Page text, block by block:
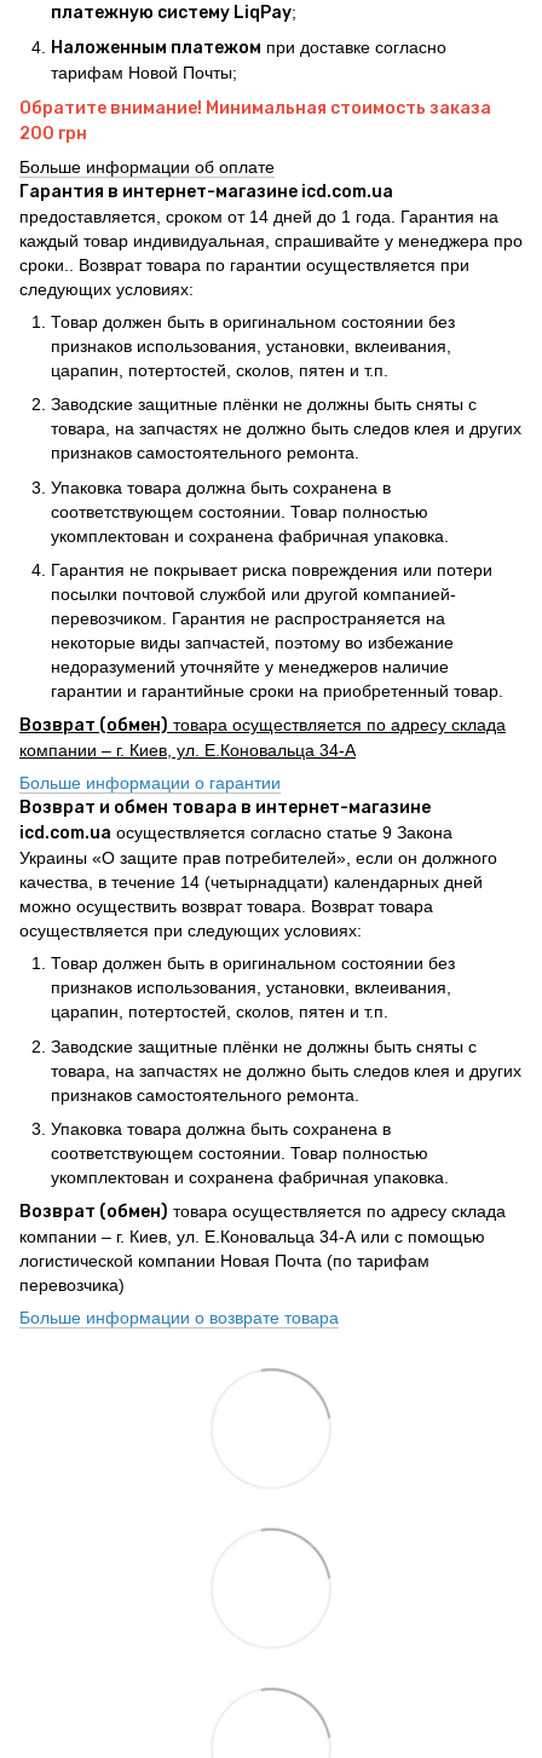
платежную систему LiqPay;
Наложенным платежом при доставке согласно
тарифам Новой Почты;
Обратите внимание! Минимальная стоимость заказа
200 грн
Больше информации об оплате
Гарантия в интернет-магазине icd.com.ua
предоставляется, сроком от 14 дней до 1 года. Гарантия на
каждый товар индивидуальная, спрашивайте у менеджера про
сроки.. Возврат товара по гарантии осуществляется при
следующих условиях:
Товар должен быть в оригинальном состоянии без
признаков использования, установки, вклеивания,
царапин, потертостей, сколов, пятен и т.п.
Заводские защитные плёнки не должны быть сняты с
товара, на запчастях не должно быть следов клея и других
признаков самостоятельного ремонта.
Упаковка товара должна быть сохранена в
соответствующем состоянии. Товар полностью
укомплектован и сохранена фабричная упаковка.
Гарантия не покрывает риска повреждения или потери
посылки почтовой службой или другой компанией-
перевозчиком. Гарантия не распространяется на
некоторые виды запчастей, поэтому во избежание
недоразумений уточняйте у менеджеров наличие
гарантии и гарантийные сроки на приобретенный товар.
Возврат (обмен) товара осуществляется по адресу склада
компании – г. Киев, ул. Е.Коновальца 34-А
Больше информации о гарантии
Возврат и обмен товара в интернет-магазине
icd.com.ua осуществляется согласно статье 9 Закона
Украины «О защите прав потребителей», если он должного
качества, в течение 14 (четырнадцати) календарных дней
можно осуществить возврат товара. Возврат товара
осуществляется при следующих условиях:
Товар должен быть в оригинальном состоянии без
признаков использования, установки, вклеивания,
царапин, потертостей, сколов, пятен и т.п.
Заводские защитные плёнки не должны быть сняты с
товара, на запчастях не должно быть следов клея и других
признаков самостоятельного ремонта.
Упаковка товара должна быть сохранена в
соответствующем состоянии. Товар полностью
укомплектован и сохранена фабричная упаковка.
Возврат (обмен) товара осуществляется по адресу склада
компании – г. Киев, ул. Е.Коновальца 34-А или с помощью
логистической компании Новая Почта (по тарифам
перевозчика)
Больше информации о возврате товара